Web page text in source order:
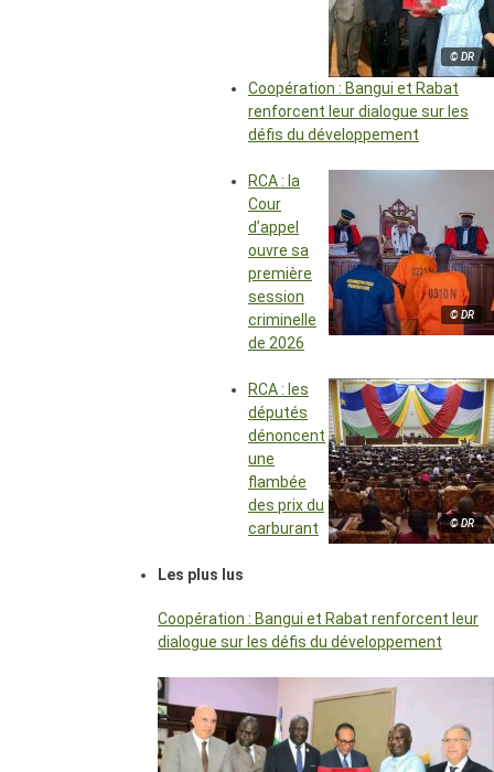
© DR
Coopération : Bangui et Rabat
renforcent leur dialogue sur les
défis du développement
© DR
RCA : la
Cour
d’appel
ouvre sa
première
session
criminelle
de 2026
© DR
RCA : les
députés
dénoncent
une
flambée
des prix du
carburant
Les plus lus
Coopération : Bangui et Rabat renforcent leur
dialogue sur les défis du développement